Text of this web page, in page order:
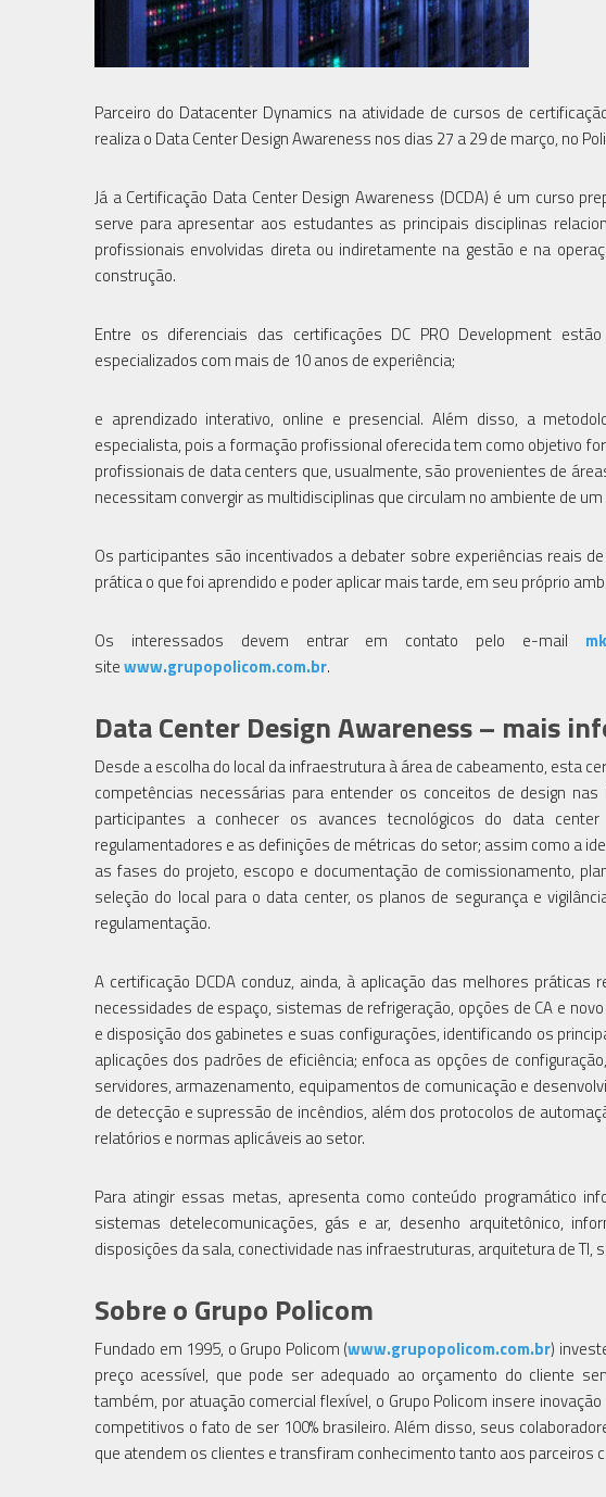
Parceiro do Datacenter Dynamics na atividade de cursos de
realiza o Data Center Design Awareness nos dias 27 a 29 de março, no
Já a Certificação Data Center Design Awareness (DCDA) é um curso
serve para apresentar aos estudantes as principais disciplinas
profissionais envolvidas direta ou indiretamente na gestão e na
construção.
Entre os diferenciais das certificações DC PRO Development
especializados com mais de 10 anos de experiência;
e aprendizado interativo, online e presencial. Além disso, a
especialista, pois a formação profissional oferecida tem como objetivo
profissionais de data centers que, usualmente, são provenientes de
necessitam convergir as multidisciplinas que circulam no ambiente de
Os participantes são incentivados a debater sobre experiências reais
prática o que foi aprendido e poder aplicar mais tarde, em seu próprio
Os interessados devem entrar em contato pelo e-mail
sitewww.grupopolicom.com.br.
Data Center Design Awareness – mais
Desde a escolha do local da infraestrutura à área de cabeamento, esta
competências necessárias para entender os conceitos de design
participantes a conhecer os avances tecnológicos do data
regulamentadores e as definições de métricas do setor; assim como a
as fases do projeto, escopo e documentação de comissionamento,
seleção do local para o data center, os planos de segurança e
regulamentação.
A certificação DCDA conduz, ainda, à aplicação das melhores
necessidades de espaço, sistemas de refrigeração, opções de CA e
e disposição dos gabinetes e suas configurações, identificando os
aplicações dos padrões de eficiência; enfoca as opções de
servidores, armazenamento, equipamentos de comunicação e
de detecção e supressão de incêndios, além dos protocolos de
relatórios e normas aplicáveis ao setor.
Para atingir essas metas, apresenta como conteúdo programático
sistemas detelecomunicações, gás e ar, desenho arquitetônico,
disposições da sala, conectividade nas infraestruturas, arquitetura de
Sobre o Grupo Policom
Fundado em 1995, o Grupo Policom (www.grupopolicom.com.br)
preço acessível, que pode ser adequado ao orçamento do cliente
também, por atuação comercial flexível, o Grupo Policom insere
competitivos o fato de ser 100% brasileiro. Além disso, seus
que atendem os clientes e transfiram conhecimento tanto aos parceiros